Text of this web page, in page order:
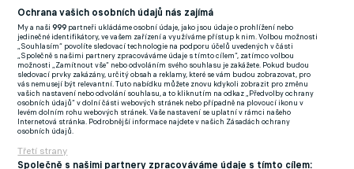
(EN)
FlashFutbal (SK)
Tenisportal.cz
Tenisové zprávy
na Livesportu
Ochrana vašich osobních údajů nás zajímá
My a naši999 partneři ukládáme osobní údaje, jako jsou údaje o prohlížení nebo
jedinečné identifikátory, ve vašem zařízení a využíváme přístup k nim. Volbou možnosti
„Souhlasím“ povolíte sledovací technologie na podporu účelů uvedených v části
„Společně s našimi partnery zpracováváme údaje s tímto cílem“, zatímco volbou
možnosti „Zamítnout vše“ nebo odvoláním svého souhlasu je zakážete. Pokud budou
sledovací prvky zakázány, určitý obsah a reklamy, které se vám budou zobrazovat, pro
vás nemusejí být relevantní. Tuto nabídku můžete znovu kdykoli zobrazit pro změnu
vašich nastavení nebo odvolání souhlasu, a to kliknutím na odkaz „Předvolby ochrany
osobních údajů“ v dolní části webových stránek nebo případně na plovoucí ikonu v
levém dolním rohu webových stránek. Vaše nastavení se uplatní v rámci našeho
Internetová stránka. Podrobnější informace najdete v našich Zásadách ochrany
osobních údajů.
Třetí strany
Společně s našimi partnery zpracováváme údaje s tímto cílem: